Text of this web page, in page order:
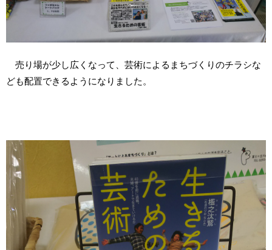
売り場が少し広くなって、芸術によるまちづくりのチラシな
ども配置できるようになりました。